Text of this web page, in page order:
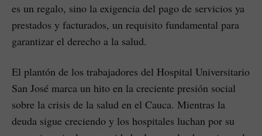
es un regalo, sino la exigencia del pago de servicios ya
prestados y facturados, un requisito fundamental para
garantizar el derecho a la salud.
El plantón de los trabajadores del Hospital Universitario
San José marca un hito en la creciente presión social
sobre la crisis de la salud en el Cauca. Mientras la
deuda sigue creciendo y los hospitales luchan por su